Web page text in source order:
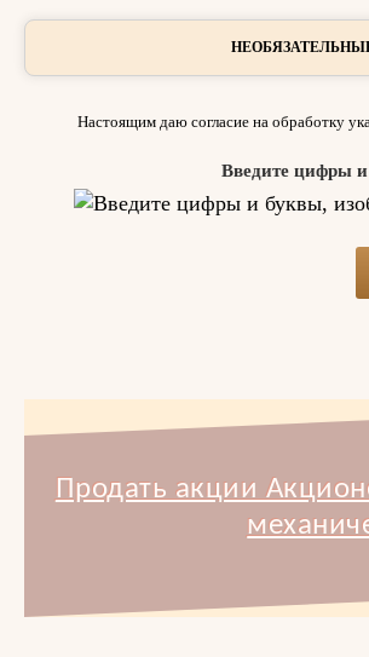
Настоящим даю согласие на обработку
Введите цифры
Продать акции